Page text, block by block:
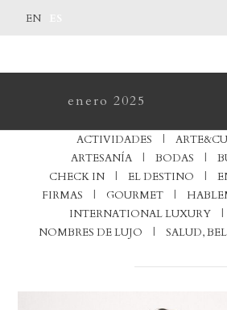
EN
enero 2025
ACTIVIDADES
ARTESANÍA
BODAS
CHECK IN
EL DESTINO
FIRMAS
GOURMET
INTERNATIONAL LUXURY
NOMBRES DE LUJO
SALUD,